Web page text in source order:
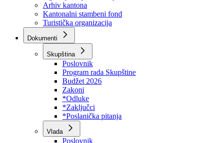
BPK šume
RTV BPK
Agencija za privatizaciju
Arhiv kantona
Kantonalni stambeni fond
Turistička organizacija
Dokumenti
Skupština
Poslovnik
Program rada Skupštine
Budžet 2026
Zakoni
*Odluke
*Zaključci